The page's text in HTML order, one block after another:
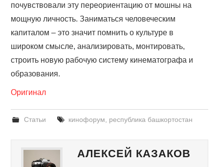
почувствовали эту переориентацию от мошны на
мощную личность. Заниматься человеческим
капиталом – это значит помнить о культуре в
широком смысле, анализировать, монтировать,
строить новую рабочую систему кинематографа и
образования.
Оригинал
Статьи кинофорум республика башкортостан
АЛЕКСЕЙ КАЗАКОВ